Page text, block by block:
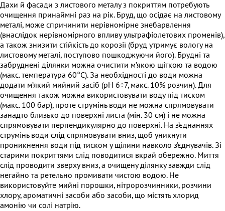
Дахи й фасади з листового металу з покриттям потребують
очищення принаймні раз на рік. Бруд, що осідає на листовому
металі, може спричинити нерівномірне знебарвлення
(внаслідок нерівномірного впливу ультрафіолетових променів),
а також знизити стійкість до корозії (бруд утримує вологу на
листовому металі, поступово пошкоджуючи його). Брудні та
забруднені ділянки можна очистити м’якою щіткою та водою
(макс. температура 60°C). За необхідності до води можна
додати м’який мийний засіб (pH 6÷7, макс. 10% розчин). Для
очищення також можна використовувати воду під тиском
(макс. 100 бар), проте струмінь води не можна спрямовувати
занадто близько до поверхні листа (мін. 30 см) і не можна
спрямовувати перпендикулярно до поверхні. На з’єднаннях
струмінь води слід спрямовувати вниз, щоб уникнути
проникнення води під тиском у щілини навколо з’єднувачів. Зі
старими покриттями слід поводитися вкрай обережно. Миття
слід проводити зверху вниз, а очищену ділянку завжди слід
негайно та ретельно промивати чистою водою. Не
використовуйте мийні порошки, нітророзчинники, розчини
хлору, ароматичні засоби або засоби, що містять хлорид
амонію чи солі натрію.